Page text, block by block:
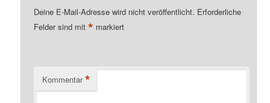
Deine E-Mail-Adresse wird nicht veröffentlicht. Erforderliche
Felder sind mit* markiert
Kommentar *